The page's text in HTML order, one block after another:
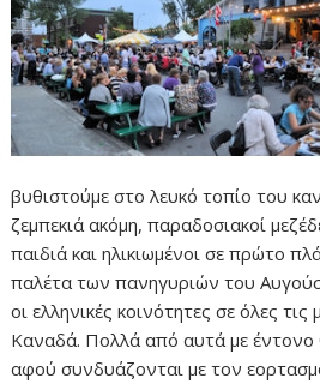
βυθιστούμε στο λευκό τοπίο του
ζεμπεκιά ακόμη, παραδοσιακοί
παιδιά και ηλικιωμένοι σε πρώτο
παλέτα των πανηγυριών του
οι ελληνικές κοινότητες σε όλες
Καναδά. Πολλά από αυτά με έντονο
αφού συνδυάζονται με τον